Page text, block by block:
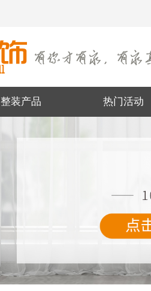
整装产品 热门活动